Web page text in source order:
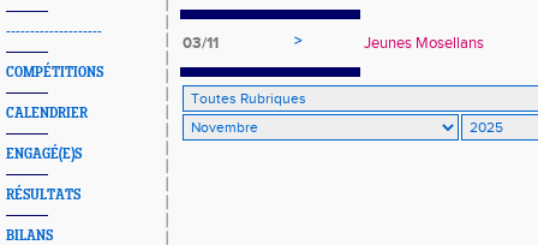
--------------------
COMPÉTITIONS
CALENDRIER
ENGAGÉ(E)S
RÉSULTATS
BILANS
03/11 > Jeunes Mosellans